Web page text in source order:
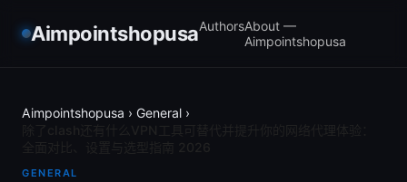
AimpointshopusaAuthorsAbout —
Aimpointshopusa
Aimpointshopusa › General ›
GENERAL